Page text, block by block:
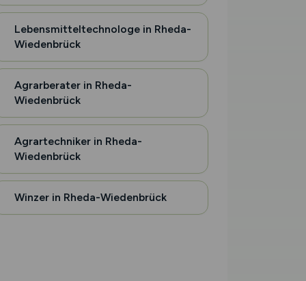
Lebensmitteltechnologe in Rheda-
Wiedenbrück
Agrarberater in Rheda-
Wiedenbrück
Agrartechniker in Rheda-
Wiedenbrück
Winzer in Rheda-Wiedenbrück